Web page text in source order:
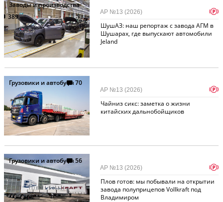
Заводы и производства
389
ШушАЗ: наш репортаж с завода АГМ в
Шушарах, где выпускают автомобили
Jeland
АР №13 (2026) p
Грузовики и автобусы70
Чайниз сикс: заметка о жизни
китайских дальнобойщиков
АР №13 (2026) p
Грузовики и автобусы56
Плов готов: мы побывали на открытии
завода полуприцепов Vollkraft под
Владимиром
АР №13 (2026) p